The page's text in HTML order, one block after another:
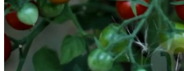
Imágenes Editoriales
Eventos Editoriales